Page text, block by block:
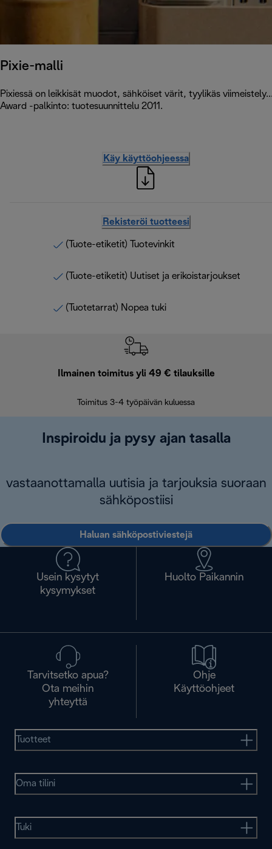
Pixie-malli
Pixiessä on leikkisät muodot, sähköiset värit, tyylikäs
Award -palkinto: tuotesuunnittelu 2011.
Käy käyttöohjeessa
Rekisteröi tuotteesi
(Tuote-etiketit) Tuotevinkit
(Tuote-etiketit) Uutiset ja erikoistarjoukset
(Tuotetarrat) Nopea tuki
Ilmainen toimitus yli 49 € tilauksille
Toimitus 3-4 työpäivän kuluessa
Inspiroidu ja pysy ajan tasalla
vastaanottamalla uutisia ja tarjouksia suoraan
sähköpostiisi
Haluan sähköpostiviestejä
Usein kysytyt
kysymykset
Huolto Paikannin
Tarvitsetko apua?
Ota meihin
yhteyttä
Ohje
Käyttöohjeet
Tuotteet
Oma tilini
Tuki